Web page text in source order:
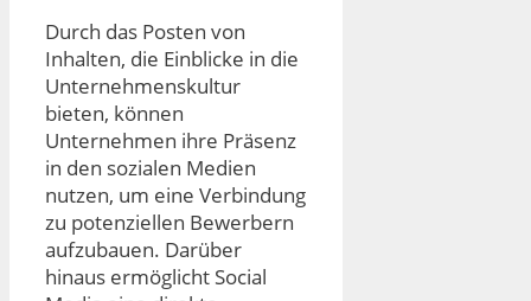
Durch das Posten von
Inhalten, die Einblicke in die
Unternehmenskultur
bieten, können
Unternehmen ihre Präsenz
in den sozialen Medien
nutzen, um eine Verbindung
zu potenziellen Bewerbern
aufzubauen. Darüber
hinaus ermöglicht Social